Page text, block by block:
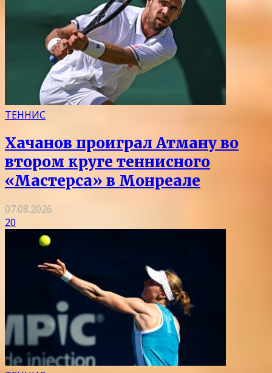
ТЕННИС
Хачанов проиграл Атману во
втором круге теннисного
«Мастерса» в Монреале
07.08.2026
20